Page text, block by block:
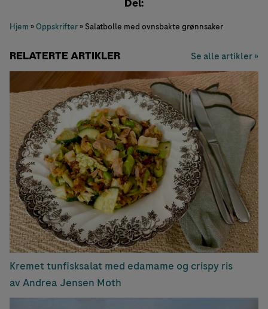
Hjem »Oppskrifter» Salatbolle med ovnsbakte grønnsaker
RELATERTE ARTIKLER Se alle artikler »
Kremet tunfisksalat med edamame og crispy ris
av Andrea Jensen Moth